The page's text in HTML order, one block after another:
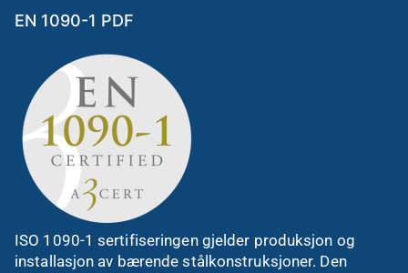
EN 1090-1 PDF
ISO 1090-1 sertifiseringen gjelder produksjon og
installasjon av bærende stålkonstruksjoner. Den